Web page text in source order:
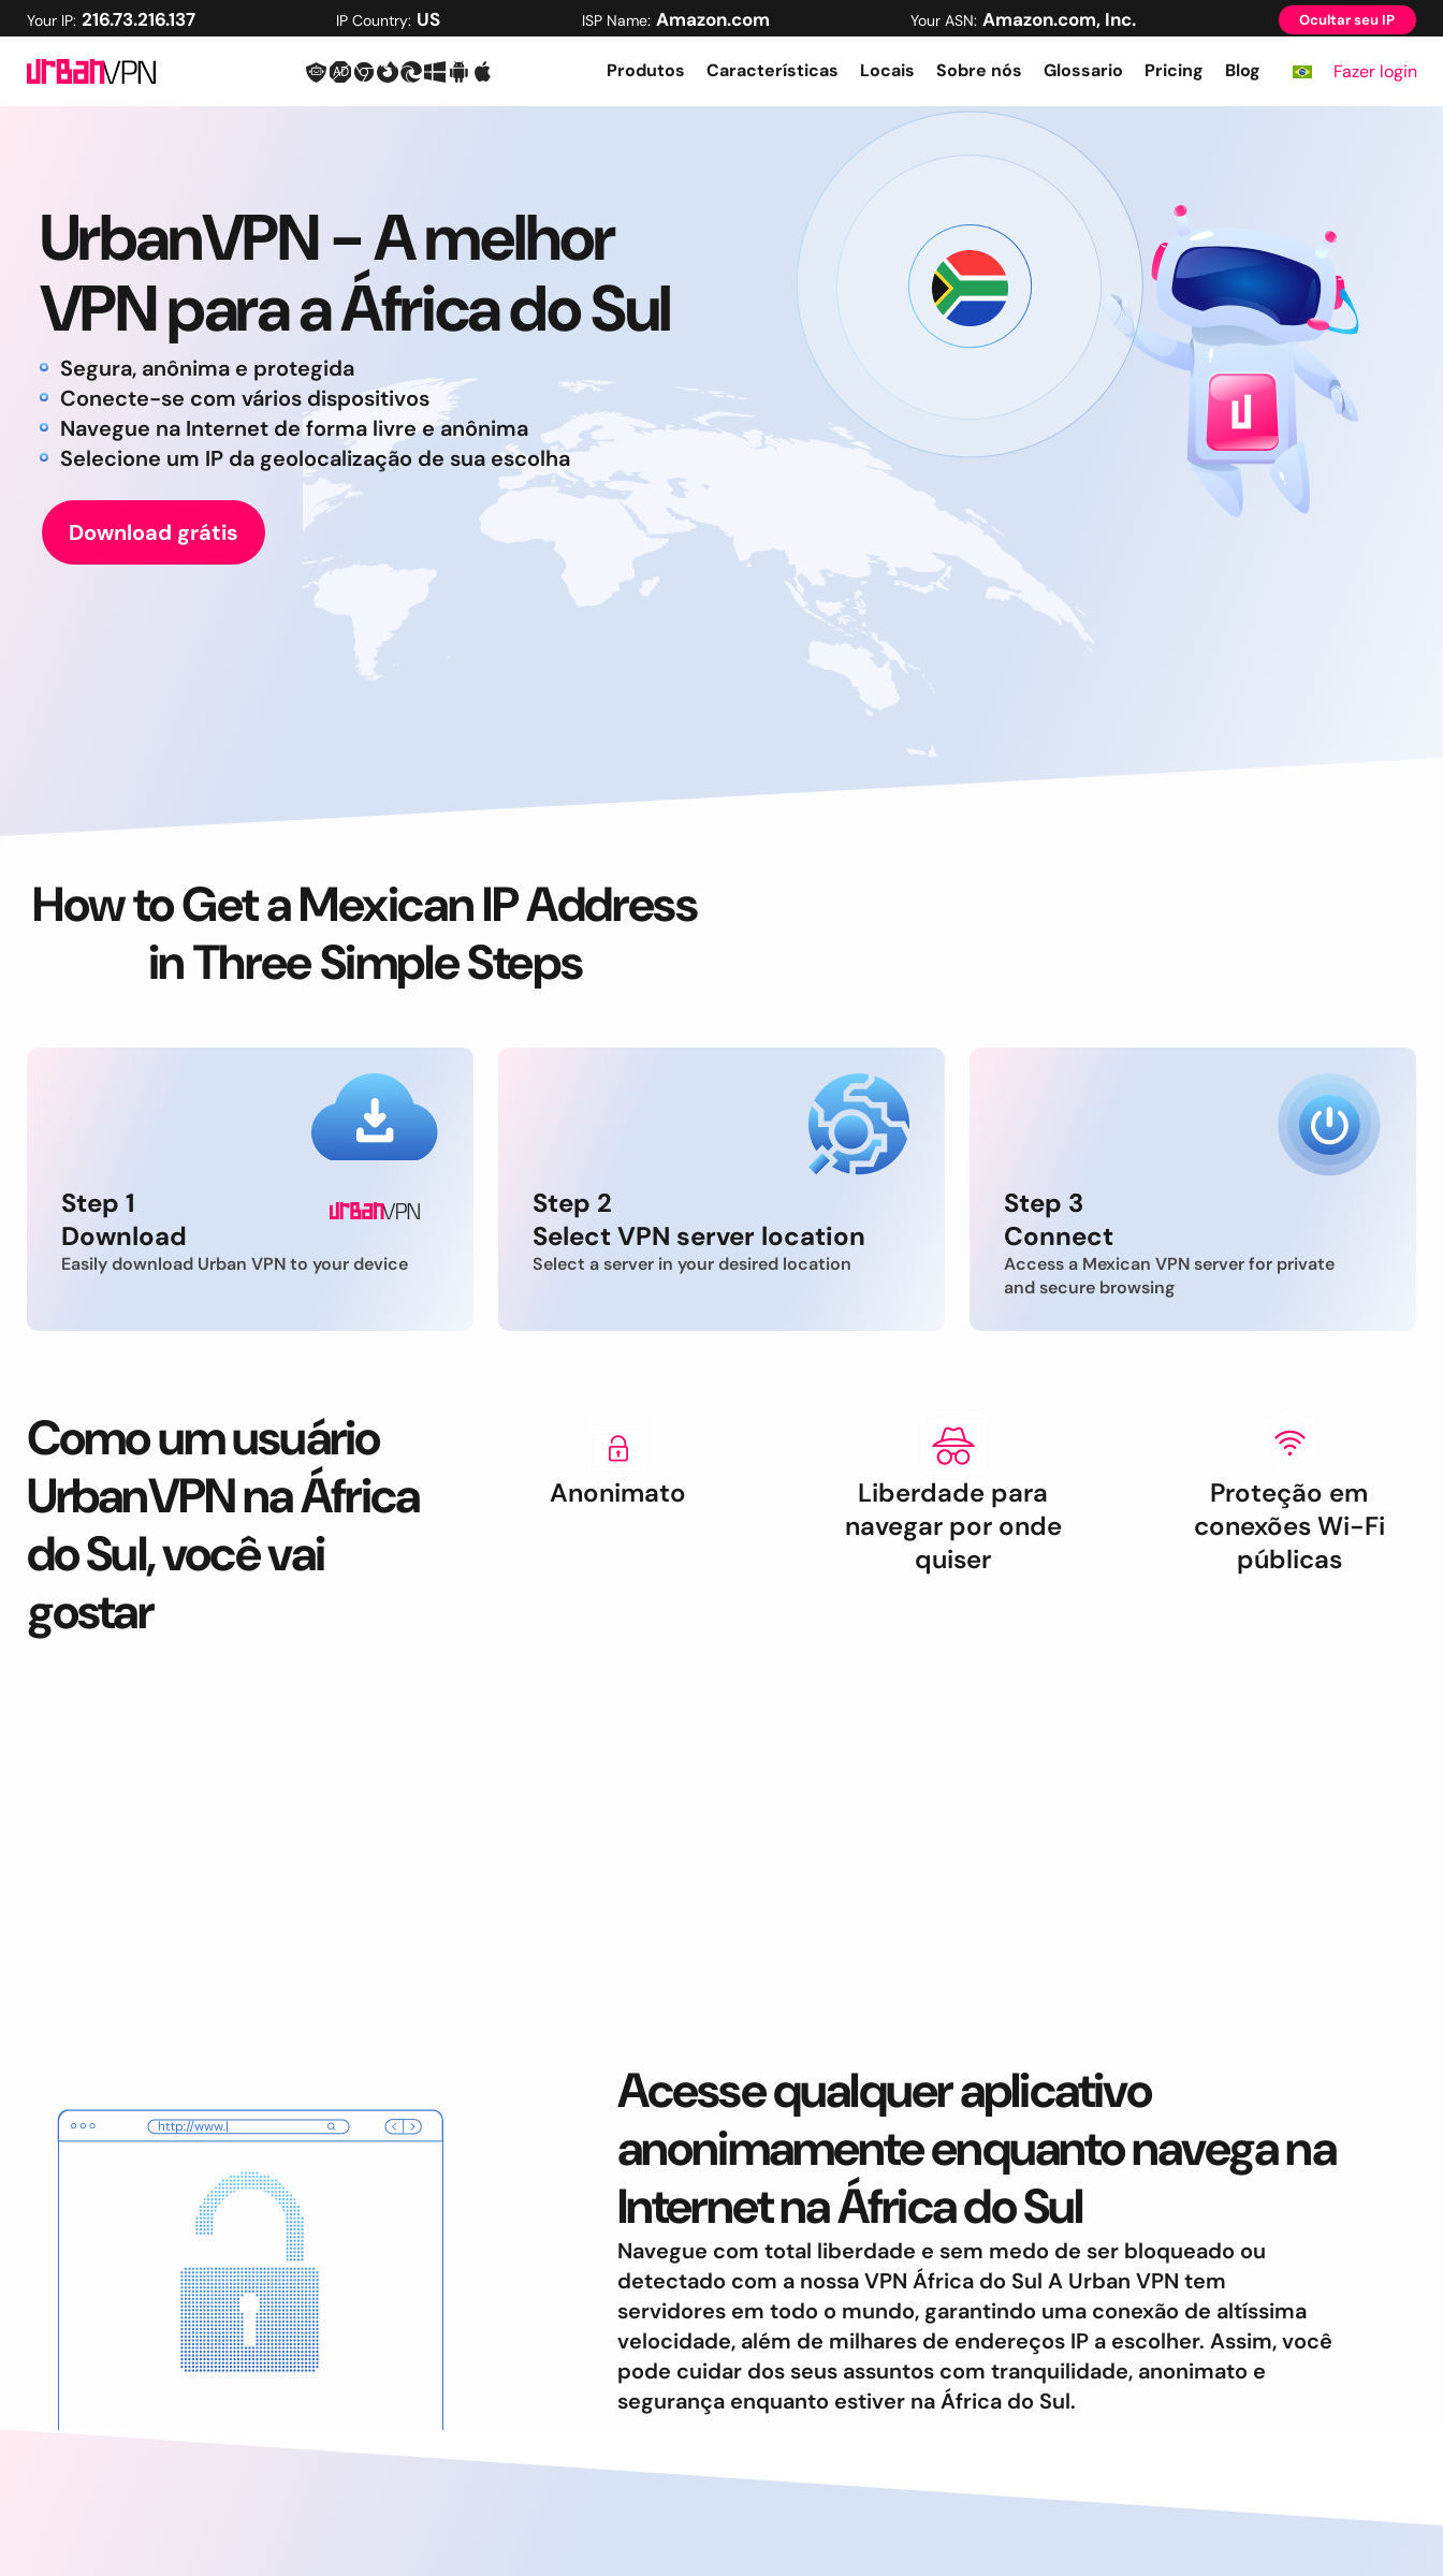
Your IP: 216.73.216.137 IP Country: US ISP Name: Amazon.com Your ASN: Amazon.com, Inc. Ocultar seu IP
Produtos Características Locais Sobre nós Glossario Pricing Blog Fazer login
UrbanVPN - A melhor
VPN para a África do Sul
Segura, anônima e protegida
Conecte-se com vários dispositivos
Navegue na Internet de forma livre e anônima
Selecione um IP da geolocalização de sua escolha
Download grátis
How to Get a Mexican IP Address
in Three Simple Steps
Step 1
Download
Easily download Urban VPN to your device
Step 2
Select VPN server location
Select a server in your desired location
Step 3
Connect
Access a Mexican VPN server for private
and secure browsing
Como um usuário
UrbanVPN na África
do Sul, você vai
gostar
Anonimato
Liberdade para
navegar por onde
quiser
Proteção em
conexões Wi-Fi
públicas
Acesse qualquer aplicativo
anonimamente enquanto navega na
Internet na África do Sul
Navegue com total liberdade e sem medo de ser bloqueado ou
detectado com a nossa VPN África do Sul A Urban VPN tem
servidores em todo o mundo, garantindo uma conexão de altíssima
velocidade, além de milhares de endereços IP a escolher. Assim, você
pode cuidar dos seus assuntos com tranquilidade, anonimato e
segurança enquanto estiver na África do Sul.